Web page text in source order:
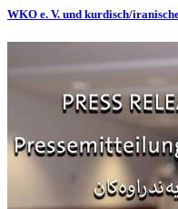
WKO e. V. und kurdisch/